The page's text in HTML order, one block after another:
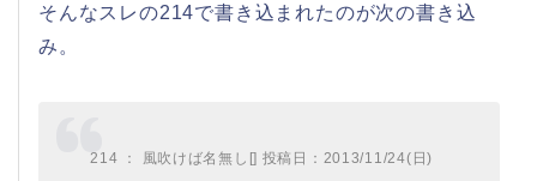
そんなスレの214で書き込まれたのが次の書き込
み。
214 ： 風吹けば名無し[] 投稿日：2013/11/24(日)